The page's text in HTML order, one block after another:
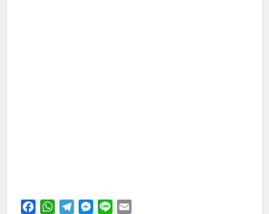
FacebookWhatsApp
TelegramMessenger
Line